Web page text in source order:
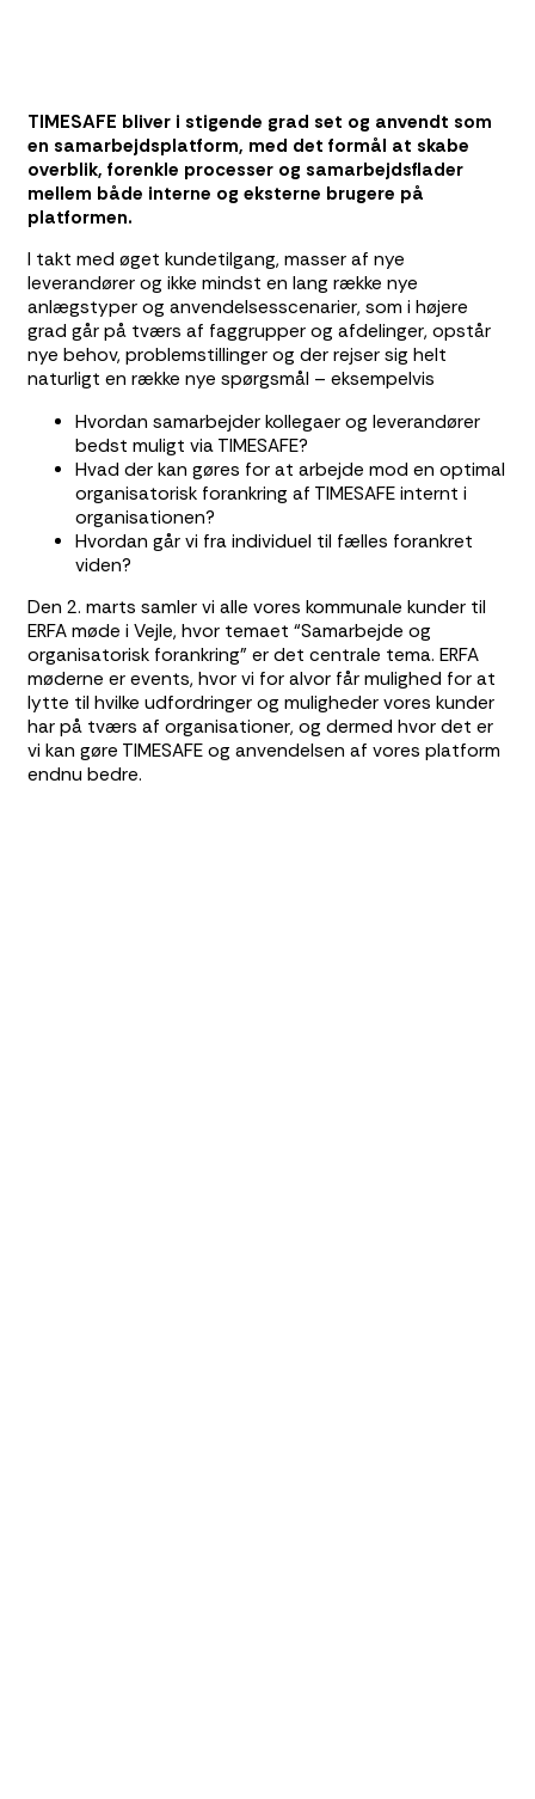
TIMESAFE bliver i stigende grad set og anvendt som
en samarbejdsplatform, med det formål at skabe
overblik, forenkle processer og samarbejdsflader
mellem både interne og eksterne brugere på
platformen.
I takt med øget kundetilgang, masser af nye
leverandører og ikke mindst en lang række nye
anlægstyper og anvendelsesscenarier, som i højere
grad går på tværs af faggrupper og afdelinger, opstår
nye behov, problemstillinger og der rejser sig helt
naturligt en række nye spørgsmål – eksempelvis
Hvordan samarbejder kollegaer og leverandører
bedst muligt via TIMESAFE?
Hvad der kan gøres for at arbejde mod en optimal
organisatorisk forankring af TIMESAFE internt i
organisationen?
Hvordan går vi fra individuel til fælles forankret
viden?
Den 2. marts samler vi alle vores kommunale kunder til
ERFA møde i Vejle, hvor temaet “Samarbejde og
organisatorisk forankring” er det centrale tema. ERFA
møderne er events, hvor vi for alvor får mulighed for at
lytte til hvilke udfordringer og muligheder vores kunder
har på tværs af organisationer, og dermed hvor det er
vi kan gøre TIMESAFE og anvendelsen af vores platform
endnu bedre.